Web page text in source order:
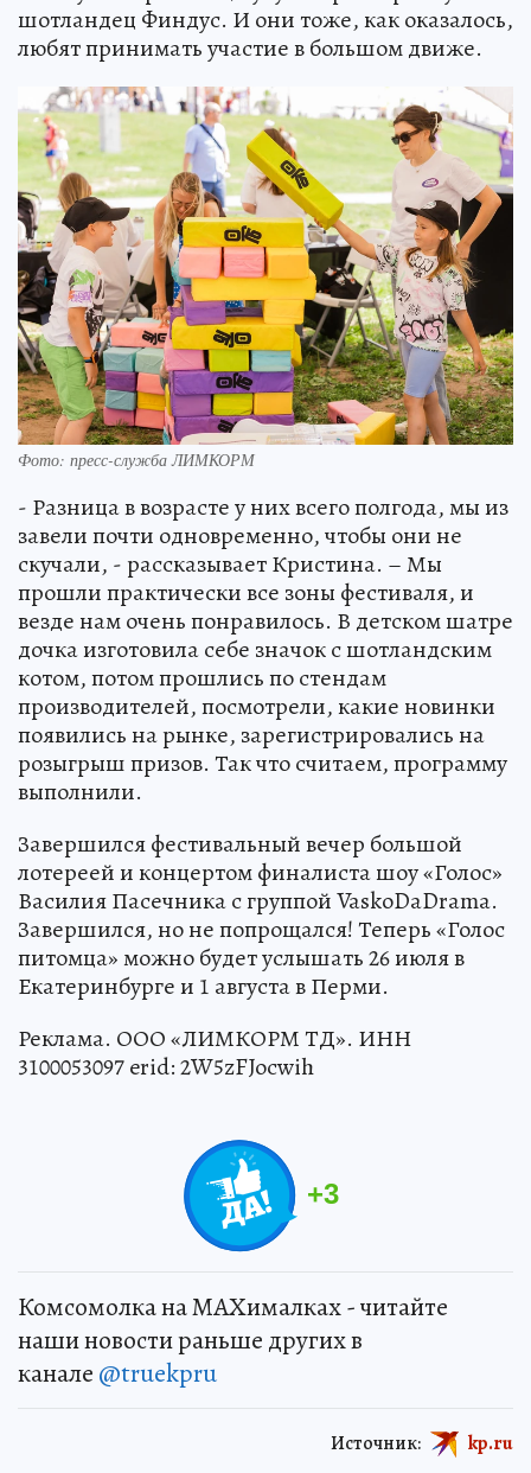
шотландец Финдус. И они тоже, как оказалось,
любят принимать участие в большом движе.
Фото: пресс-служба ЛИМКОРМ
- Разница в возрасте у них всего полгода, мы из
завели почти одновременно, чтобы они не
скучали, - рассказывает Кристина. – Мы
прошли практически все зоны фестиваля, и
везде нам очень понравилось. В детском шатре
дочка изготовила себе значок с шотландским
котом, потом прошлись по стендам
производителей, посмотрели, какие новинки
появились на рынке, зарегистрировались на
розыгрыш призов. Так что считаем, программу
выполнили.
Завершился фестивальный вечер большой
лотереей и концертом финалиста шоу «Голос»
Василия Пасечника с группой VaskoDaDrama.
Завершился, но не попрощался! Теперь «Голос
питомца» можно будет услышать 26 июля в
Екатеринбурге и 1 августа в Перми.
Реклама. ООО «ЛИМКОРМ ТД». ИНН
3100053097 erid: 2W5zFJocwih
+3
Комсомолка на MAXималках - читайте
наши новости раньше других в
канале @truekpru
Источник: kp.ru